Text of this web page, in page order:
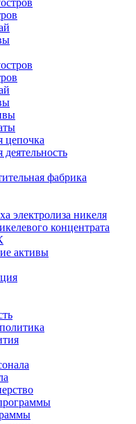
цепочка
фабрика
электролиза никеля
концентрата
активы